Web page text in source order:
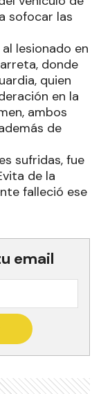
sofocar las
lesionado en
donde
quien
en la
ambos
de
sufridas, fue
de la
falleció ese
email